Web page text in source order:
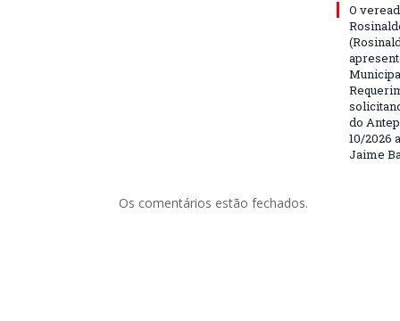
O
do
10/2026
Jaime
Os comentários estão fechados.